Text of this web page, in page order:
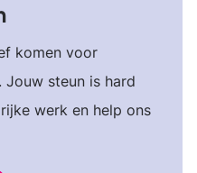
komen voor
steun is hard
werk en help ons